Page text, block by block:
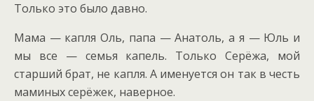
Только это было давно.
Мама — капля Оль, папа — Анатоль, а я — Юль и
мы все — семья капель. Только Серёжа, мой
старший брат, не капля. А именуется он так в честь
маминых серёжек, наверное.